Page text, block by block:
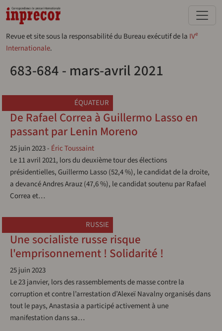
Aller au contenu principal
Revue et site sous la responsabilité du Bureau exécutif de la IVe
Internationale.
683-684 - mars-avril 2021
ÉQUATEUR
De Rafael Correa à Guillermo Lasso en
passant par Lenin Moreno
25 juin 2023- Éric Toussaint
Le 11 avril 2021, lors du deuxième tour des élections
présidentielles, Guillermo Lasso (52,4 %), le candidat de la droite,
a devancé Andres Arauz (47,6 %), le candidat soutenu par Rafael
Correa et…
RUSSIE
Une socialiste russe risque
l'emprisonnement ! Solidarité !
25 juin 2023
Le 23 janvier, lors des rassemblements de masse contre la
corruption et contre l’arrestation d’Alexeï Navalny organisés dans
tout le pays, Anastasia a participé activement à une
manifestation dans sa…